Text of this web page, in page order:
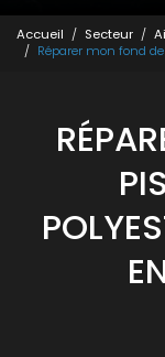
Accueil Secteur
Réparer mon fond